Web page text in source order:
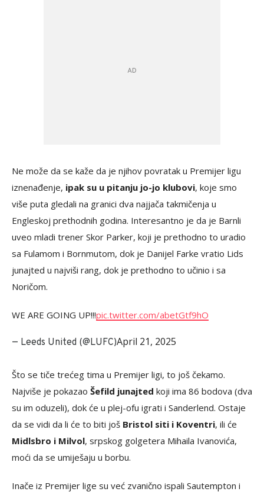
Ne može da se kaže da je njihov povratak u Premijer ligu
iznenađenje, ipak su u pitanju jo-jo klubovi, koje smo
više puta gledali na granici dva najjača takmičenja u
Engleskoj prethodnih godina. Interesantno je da je Barnli
uveo mladi trener Skor Parker, koji je prethodno to uradio
sa Fulamom i Bornmutom, dok je Danijel Farke vratio Lids
junajted u najviši rang, dok je prethodno to učinio i sa
Noričom.
WE ARE GOING UP!!!pic.twitter.com/abetGtf9hO
— Leeds United (@LUFC)April 21, 2025
Što se tiče trećeg tima u Premijer ligi, to još čekamo.
Najviše je pokazao Šefild junajted koji ima 86 bodova (dva
su im oduzeli), dok će u plej-ofu igrati i Sanderlend. Ostaje
da se vidi da li će to biti još Bristol siti i Koventri, ili će
Midlsbro i Milvol, srpskog golgetera Mihaila Ivanovića,
moći da se umiješaju u borbu.
Inače iz Premijer lige su već zvanično ispali Sautempton i